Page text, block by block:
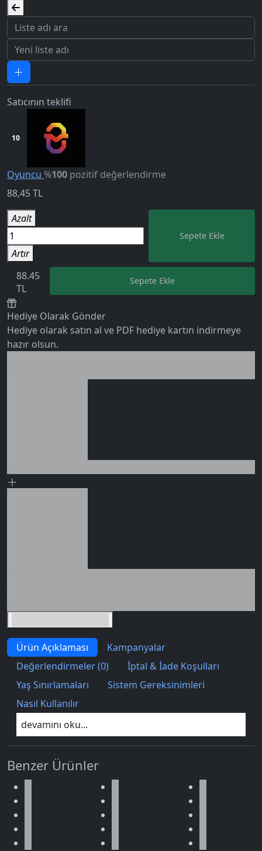
5.0
0 değerlendirme
Satıcının teklifi
10
Oyuncu %100 pozitif değerlendirme
88,45TL
Azalt
Artır
Sepete Ekle
88.45
TL
Sepete Ekle
Hediye Olarak Gönder
Hediye olarak satın al ve PDF hediye kartın indirmeye
hazır olsun.
Ürün Açıklaması
Kampanyalar
Değerlendirmeler (0)
İptal & İade Koşulları
Yaş Sınırlamaları
Sistem Gereksinimleri
Nasıl Kullanılır
devamını oku...
Benzer Ürünler